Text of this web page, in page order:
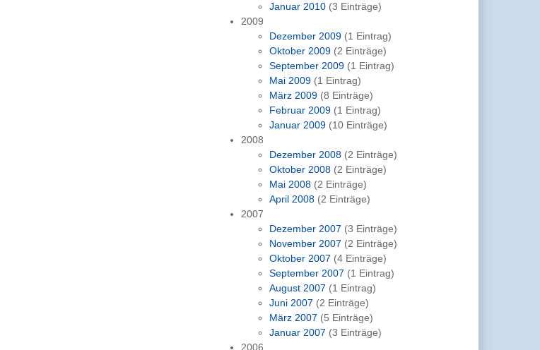
Januar 2010 (3 Einträge)
2009
Dezember 2009 (1 Eintrag)
Oktober 2009 (2 Einträge)
September 2009 (1 Eintrag)
Mai 2009 (1 Eintrag)
März 2009 (8 Einträge)
Februar 2009 (1 Eintrag)
Januar 2009 (10 Einträge)
2008
Dezember 2008 (2 Einträge)
Oktober 2008 (2 Einträge)
Mai 2008 (2 Einträge)
April 2008 (2 Einträge)
2007
Dezember 2007 (3 Einträge)
November 2007 (2 Einträge)
Oktober 2007 (4 Einträge)
September 2007 (1 Eintrag)
August 2007 (1 Eintrag)
Juni 2007 (2 Einträge)
März 2007 (5 Einträge)
Januar 2007 (3 Einträge)
2006